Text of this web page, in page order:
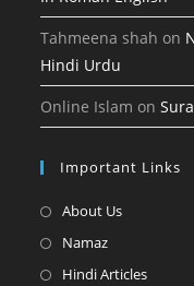
Tahmeena shah on
Hindi Urdu
Online Islam on
Important Links
About UsOpens
a
NamazOpens
in
Hindi ArticlesOpens